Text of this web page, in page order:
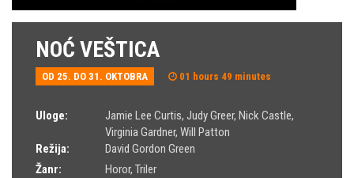
NOĆ VEŠTICA
OD 25. DO 31. OKTOBRA 01 hours 49 minutes
Uloge: Jamie Lee Curtis, Judy Greer, Nick Castle,
Virginia Gardner, Will Patton
Režija:
David Gordon Green
Žanr:
Horor, Triler